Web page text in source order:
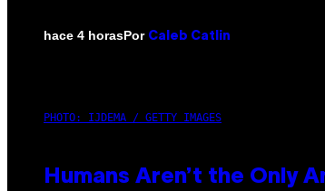
hace 4 horasPor Caleb Catlin
PHOTO: IJDEMA / GETTY IMAGES
Humans Aren’t the Only